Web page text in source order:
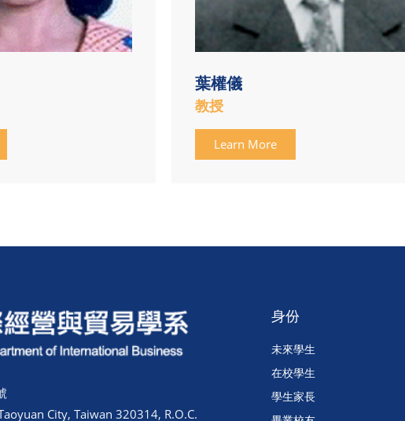
葉權儀
教授
Learn More
City, Taiwan 320314, R.O.C.
身份
未來學生
在校學生
學生家長